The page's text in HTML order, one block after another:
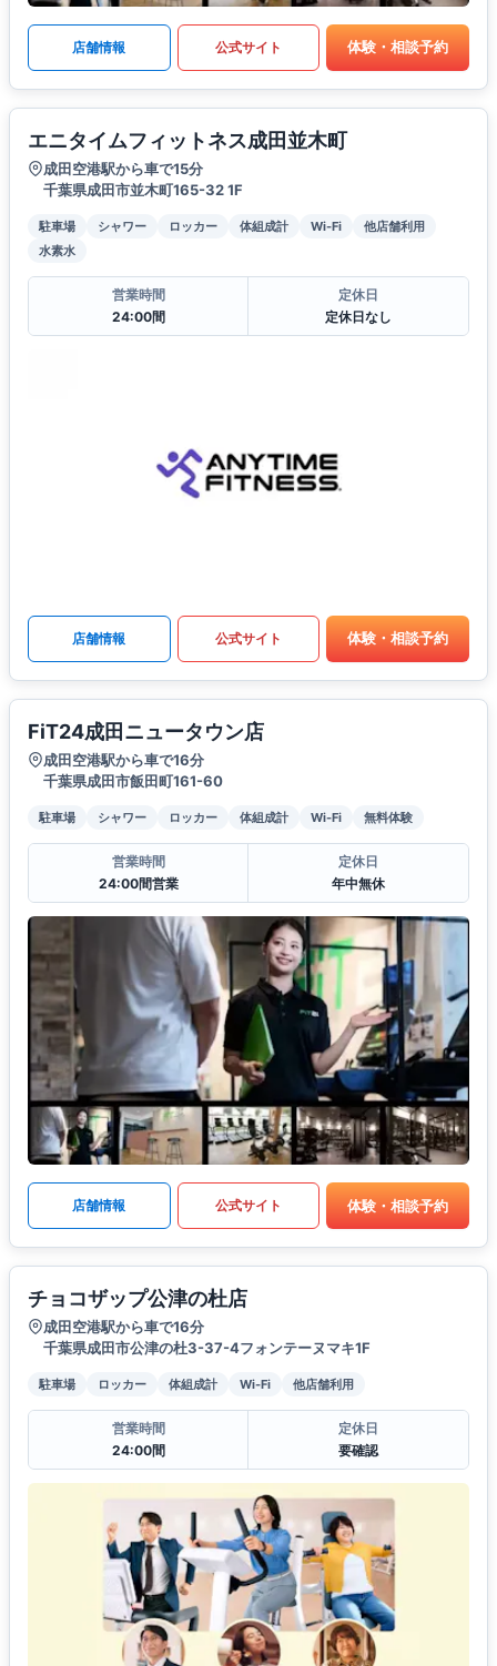
店舗情報 公式サイト 体験・相談予約
エニタイムフィットネス成田並木町
成田空港駅から車で15分
千葉県成田市並木町165-32 1F
駐車場 シャワー ロッカー 体組成計 Wi-Fi
他店舗利用
水素水
営業時間
24:00間
定休日
定休日なし
店舗情報 公式サイト 体験・相談予約
FiT24成田ニュータウン店
成田空港駅から車で16分
千葉県成田市飯田町161-60
駐車場 シャワー ロッカー 体組成計 Wi-Fi 無料体験
営業時間
24:00間営業
定休日
年中無休
店舗情報 公式サイト 体験・相談予約
チョコザップ公津の杜店
成田空港駅から車で16分
千葉県成田市公津の杜3-37-4フォンテーヌマキ1F
駐車場 ロッカー 体組成計 Wi-Fi 他店舗利用
営業時間
24:00間
定休日
要確認